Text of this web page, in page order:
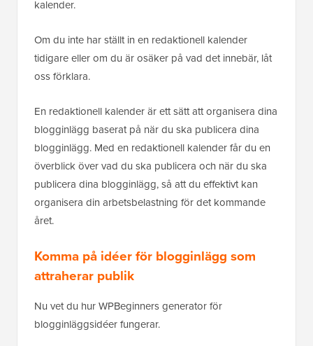
kalender.
Om du inte har ställt in en redaktionell kalender
tidigare eller om du är osäker på vad det innebär, låt
oss förklara.
En redaktionell kalender är ett sätt att organisera dina
blogginlägg baserat på när du ska publicera dina
blogginlägg. Med en redaktionell kalender får du en
överblick över vad du ska publicera och när du ska
publicera dina blogginlägg, så att du effektivt kan
organisera din arbetsbelastning för det kommande
året.
Komma på idéer för blogginlägg som
attraherar publik
Nu vet du hur WPBeginners generator för
blogginläggsidéer fungerar.